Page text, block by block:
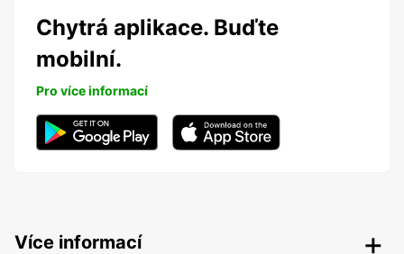
Chytrá aplikace. Buďte
mobilní.
Pro více informací
Více informací